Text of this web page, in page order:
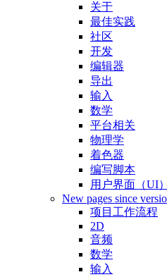
关于
最佳实践
社区
开发
编辑器
导出
输入
数学
平台相关
物理学
着色器
编写脚本
用户界面（UI）
New pages since
项目工作流程
2D
音频
数学
输入